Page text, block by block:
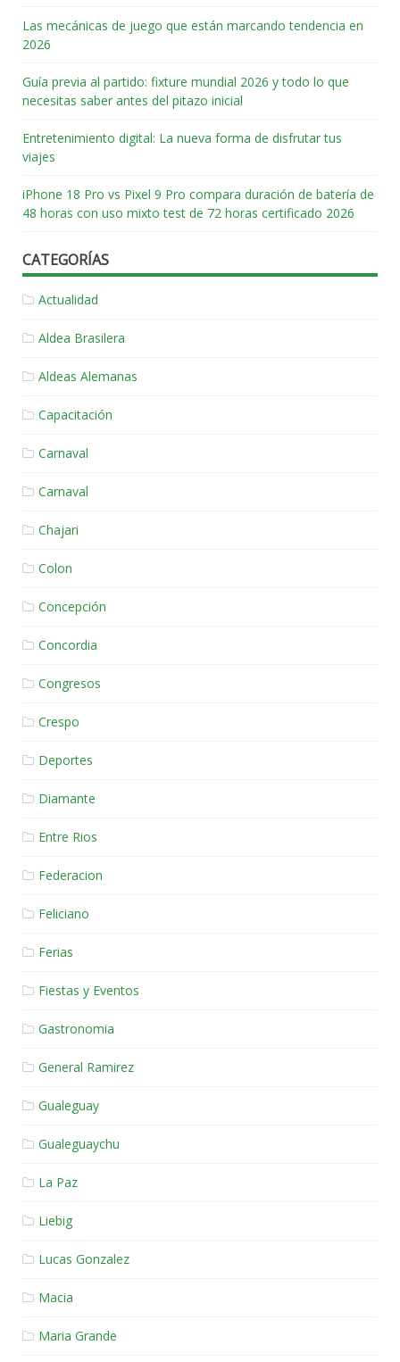
Las mecánicas de juego que están marcando tendencia en
2026
Guía previa al partido: fixture mundial 2026 y todo lo que
necesitas saber antes del pitazo inicial
Entretenimiento digital: La nueva forma de disfrutar tus
viajes
iPhone 18 Pro vs Pixel 9 Pro compara duración de batería de
48 horas con uso mixto test de 72 horas certificado 2026
CATEGORÍAS
Actualidad
Aldea Brasilera
Aldeas Alemanas
Capacitación
Carnaval
Carnaval
Chajari
Colon
Concepción
Concordia
Congresos
Crespo
Deportes
Diamante
Entre Rios
Federacion
Feliciano
Ferias
Fiestas y Eventos
Gastronomia
General Ramirez
Gualeguay
Gualeguaychu
La Paz
Liebig
Lucas Gonzalez
Macia
Maria Grande